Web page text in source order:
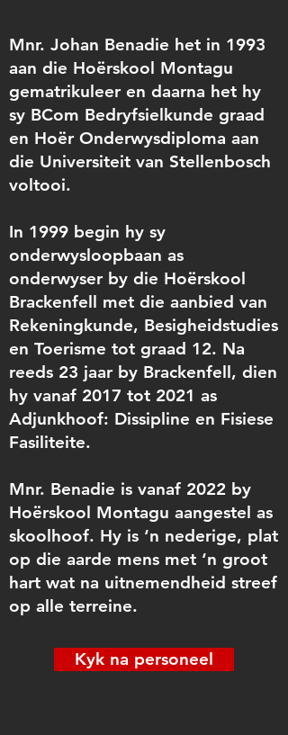
Mnr. Johan Benadie het in 1993
aan die Hoërskool Montagu
gematrikuleer en daarna het hy
sy BCom Bedryfsielkunde graad
en Hoër Onderwysdiploma aan
die Universiteit van Stellenbosch
voltooi.
In 1999 begin hy sy
onderwysloopbaan as
onderwyser by die Hoërskool
Brackenfell met die aanbied van
Rekeningkunde, Besigheidstudies
en Toerisme tot graad 12. Na
reeds 23 jaar by Brackenfell, dien
hy vanaf 2017 tot 2021 as
Adjunkhoof: Dissipline en Fisiese
Fasiliteite.
Mnr. Benadie is vanaf 2022 by
Hoërskool Montagu aangestel as
skoolhoof. Hy is ‘n nederige, plat
op die aarde mens met ‘n groot
hart wat na uitnemendheid streef
op alle terreine.
Kyk na personeel